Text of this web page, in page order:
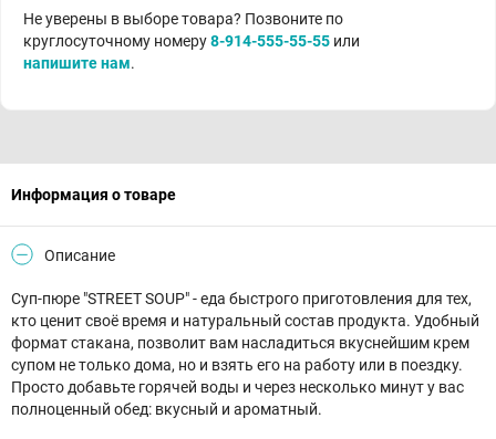
Не уверены в выборе товара? Позвоните по
круглосуточному номеру8-914-555-55-55 или
напишите нам.
Информация о товаре
Описание
Суп-пюре "STREET SOUP" - еда быстрого приготовления для тех,
кто ценит своё время и натуральный состав продукта. Удобный
формат стакана, позволит вам насладиться вкуснейшим крем
супом не только дома, но и взять его на работу или в поездку.
Просто добавьте горячей воды и через несколько минут у вас
полноценный обед: вкусный и ароматный.